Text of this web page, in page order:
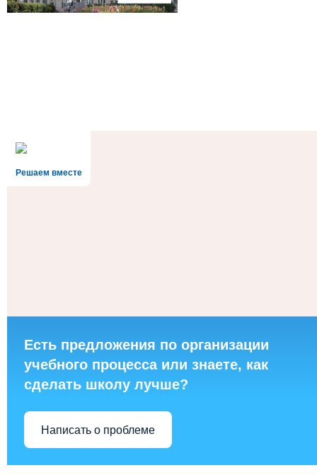
Решаем вместе
Есть предложения по организации
учебного процесса или знаете, как
сделать школу лучше?
Написать о проблеме